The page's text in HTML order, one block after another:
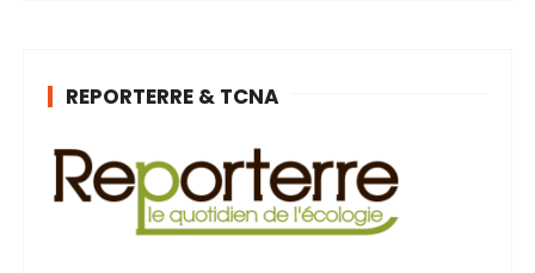
REPORTERRE & TCNA